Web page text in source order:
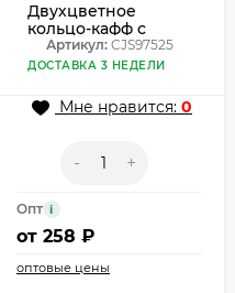
Двухцветное
кольцо-кафф с
гладкой
поверхностью
Артикул:CJS97525
ДОСТАВКА 3 НЕДЕЛИ
Мне нравится: 0
- +
Опт i
от 258 ₽
оптовые цены